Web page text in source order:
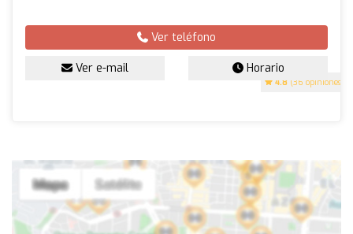
4.8 (36 opiniones)
Ver teléfono
Ver e-mail Horario